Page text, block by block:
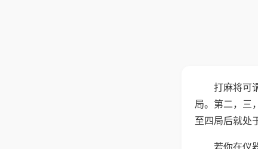
打麻将可
局。第二，三
至四局后就处
若你在仪